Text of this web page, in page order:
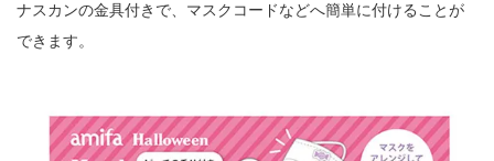
ナスカンの金具付きで、マスクコードなどへ簡単に付けることが
できます。